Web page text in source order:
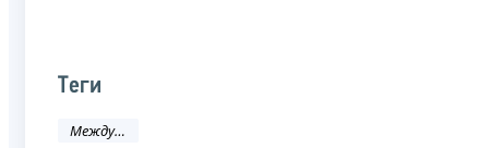
Теги
Международное сотрудничество